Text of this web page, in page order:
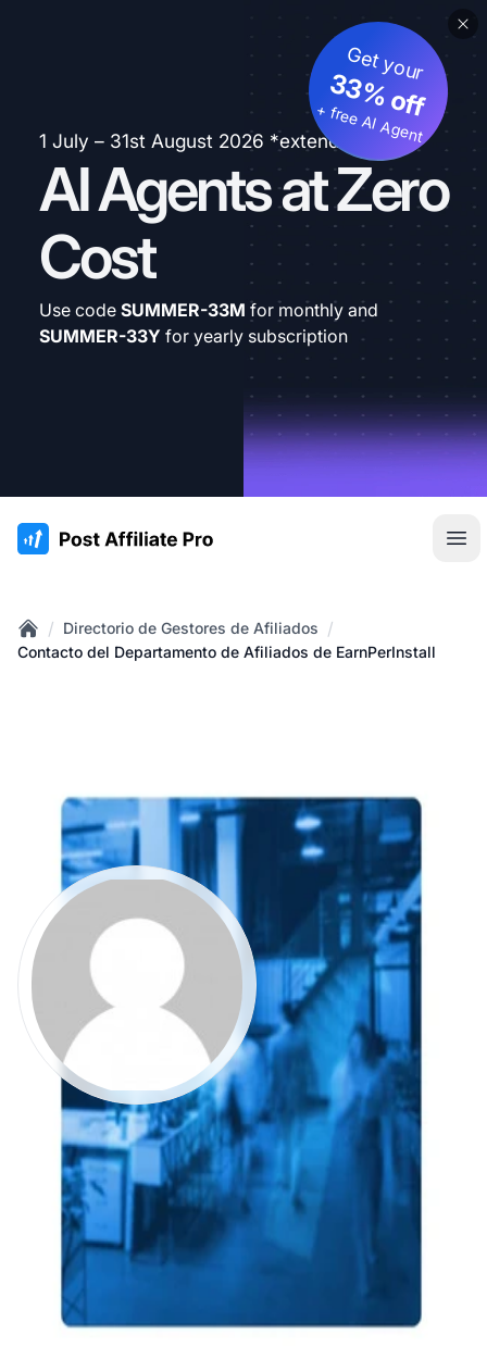
1 July – 31st August 2026 *extended
AI Agents at Zero
Cost
Get your
33% off
+ free AI Agent
Use code SUMMER-33M for monthly and
SUMMER-33Y for yearly subscription
:site.title
Home
/ Directorio de Gestores de Afiliados /
Contacto del Departamento de Afiliados de EarnPerInstall